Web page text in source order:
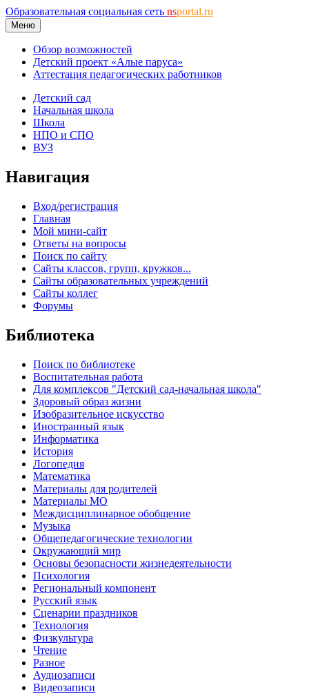
Образовательная социальная сеть nsportal.ru
Меню
Обзор возможностей
Детский проект «Алые паруса»
Аттестация педагогических работников
Детский сад
Начальная школа
Школа
НПО и СПО
ВУЗ
Навигация
Вход/регистрация
Главная
Мой мини-сайт
Ответы на вопросы
Поиск по сайту
Сайты классов, групп, кружков...
Сайты образовательных учреждений
Сайты коллег
Форумы
Библиотека
Поиск по библиотеке
Воспитательная работа
Для комплексов "Детский сад-начальная школа"
Здоровый образ жизни
Изобразительное искусство
Иностранный язык
Информатика
История
Логопедия
Математика
Материалы для родителей
Материалы МО
Междисциплинарное обобщение
Музыка
Общепедагогические технологии
Окружающий мир
Основы безопасности жизнедеятельности
Психология
Региональный компонент
Русский язык
Сценарии праздников
Технология
Физкультура
Чтение
Разное
Аудиозаписи
Видеозаписи